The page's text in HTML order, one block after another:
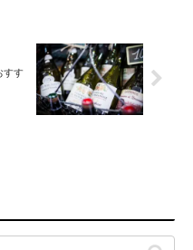
すす